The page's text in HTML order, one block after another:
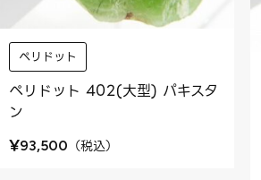
ペリドット
ペリドット 402(大型) パキスタ
ン
¥93,500 （税込）